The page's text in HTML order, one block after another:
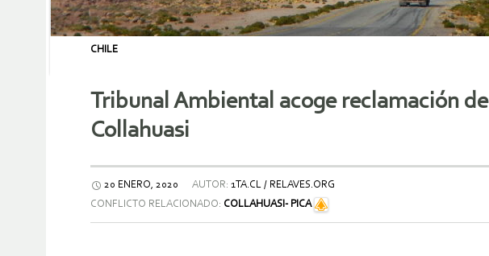
CHILE
Tribunal Ambiental acoge reclamación
Collahuasi
20 ENERO, 2020 AUTOR: 1TA.CL / RELAVES.ORG
CONFLICTO RELACIONADO: COLLAHUASI- PICA